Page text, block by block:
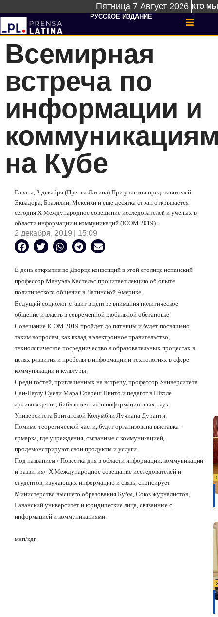
Пятница 7 Август 2026 КТО МЫ
РУССКОЕ ИЗДАНИЕ
Всемирная
встреча по
информации и
на Кубе
Гавана, 2 декабря (Пренса Латина) При участии представителей
Эквадора, Бразилии, Мексики и еще десятка стран открывается
сегодня X Международное совещание исследователей и ученых в
области информации и коммуникаций (ICOM 2019).
2 декабря, 2019 | 15:09
В день открытия во Дворце конвенций в этой столице испанский
профессор Мануэль Кастельс прочитает лекцию об опыте
политического общения в Латинской Америке.
Ведущий социолог ставит в центре внимания политическое
общение и власть в современной глобальной обстановке.
Совещание ICOM 2019 пройдет до пятницы и будет посвящено
таким вопросам, как вклад в электронное правительство,
технологическое посредничество в образовательных процессах в
целях развития и пробелы в информации и технологиях в сфере
коммуникации и культуры.
Среди гостей, приглашенных на встречу, профессор Университета
Сан-Паулу Суели Мара Соареш Пинто и педагог в Школе
архивоведения, библиотечных и информационных наук
Университета Британской Колумбии Лучиана Дуранти.
Помимо теоретической части, будет организована выставка-
ярмарка, где учреждения, связанные с коммуникацией,
продемонстрируют свои продукты и услуги.
Под названием «Повестка дня в области информации, коммуникации
и развития» X Международное совещание исследователей и
студентов, изучающих информацию и связь, спонсирует
Министерство высшего образования Кубы, Союз журналистов,
Гаванский университет и юридические лица, связанные с
информацией и коммуникациями.
мнп/кдг